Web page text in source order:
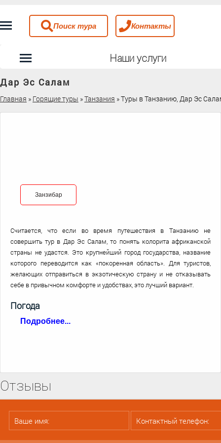
Поиск тура Контакты
Наши услуги
Дар Эс Салам
Главная » Горящие туры »Танзания »Туры в Танзанию, Дар Эс
Занзибар
Считается, что если во время путешествия в Танзанию не
совершить тур в Дар Эс Салам, то понять колорита африканской
страны не удастся. Это крупнейший город государства, название
которого переводится как «покоренная область». Для туристов,
желающих отправиться в экзотическую страну и не отказывать
себе в привычном комфорте и удобствах, это лучший вариант.
Погода
Подробнее...
продолжается основной влажный сезон, затем следует черед
сухого, который длится с июня до конца октября. Затем снова
наступает пора влажного (ноябрь-декабрь), осадков во время
которого выпадает меньше, чем в основной. С января по конец
февраля снова наступает время сухого сезона.
Отзывы